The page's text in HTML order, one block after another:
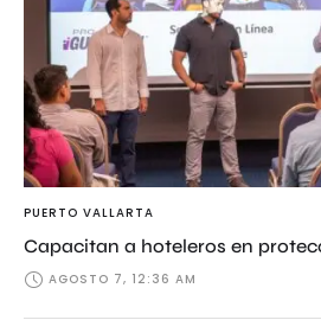
PUERTO VALLARTA
Capacitan a hoteleros en
AGOSTO 7, 12:36 AM